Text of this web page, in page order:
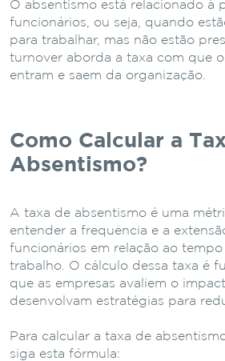
O absentismo está relacionado à
funcionários, ou seja, quando
para trabalhar, mas não estão
turnover aborda a taxa com que
entram e saem da organização.
Como Calcular a
Absentismo?
A taxa de absentismo é uma
entender a frequência e a
funcionários em relação ao
trabalho. O cálculo dessa taxa é
que as empresas avaliem o
desenvolvam estratégias para
Para calcular a taxa de
siga esta fórmula: